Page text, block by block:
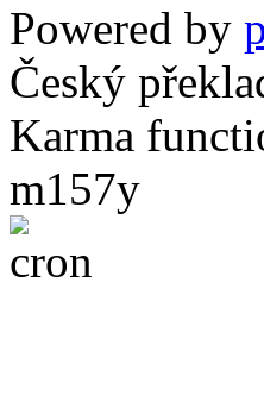
Powered by
Český
Karma
m157y